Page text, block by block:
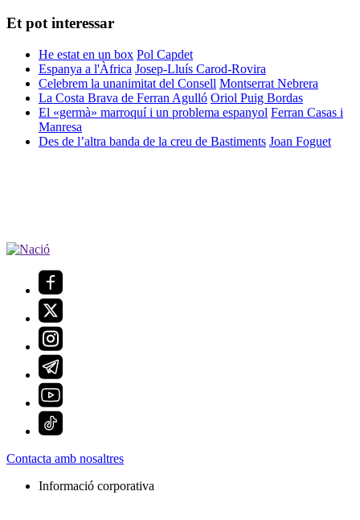
Et pot interessar
He estat en un box Pol Capdet
Espanya a l'Àfrica Josep-Lluís Carod-Rovira
Celebrem la unanimitat del Consell Montserrat Nebrera
La Costa Brava de Ferran Agulló Oriol Puig Bordas
El «germà» marroquí i un problema espanyol Ferran Casas i
Manresa
Des de l’altra banda de la creu de Bastiments Joan Foguet
Contacta amb nosaltres
Informació corporativa